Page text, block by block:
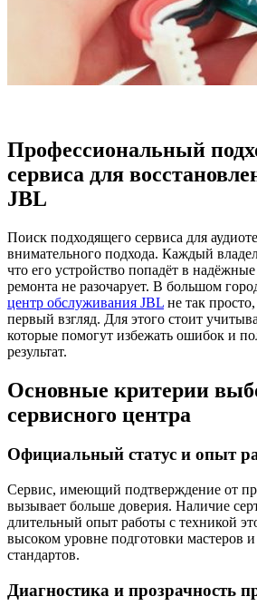
Профессиональный
сервиса для
JBL
Поиск подходящего сервиса для
внимательного подхода. Каждый
что его устройство попадёт в надёжные
ремонта не разочарует. В большом
центр обслуживания JBL не так
первый взгляд. Для этого стоит
которые помогут избежать ошибок и
результат.
Основные критерии
сервисного центра
Официальный статус и опыт
Сервис, имеющий подтверждение от
вызывает больше доверия. Наличие
длительный опыт работы с техникой
высоком уровне подготовки мастеров
стандартов.
Диагностика и прозрачность